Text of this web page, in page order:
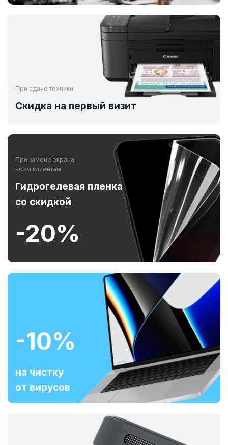
При сдаче техники
Скидка на первый визит
При замене экрана
всем клиентам
Гидрогелевая пленка
со скидкой
-20%
-10%
на чистку
от вирусов